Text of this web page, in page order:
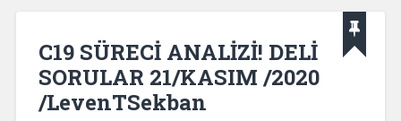
C19 SÜRECİ ANALİZİ! DELİ
SORULAR 21/KASIM /2020
/LevenTSekban